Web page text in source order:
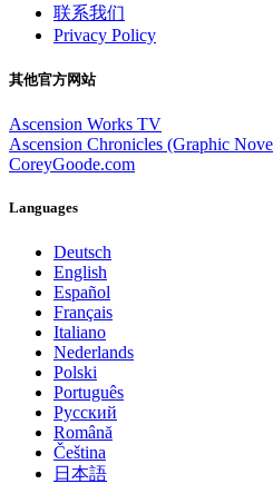
联系我们
Privacy Policy
其他官方网站
Ascension Works TV
Ascension Chronicles (Graphic
CoreyGoode.com
Languages
Deutsch
English
Español
Français
Italiano
Nederlands
Polski
Português
Pусский
Română
Čeština
日本語